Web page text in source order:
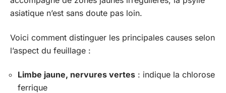
asiatique n’est sans doute pas loin.
Voici comment distinguer les principales causes selon
l’aspect du feuillage :
Limbe jaune, nervures vertes : indique la chlorose
ferrique